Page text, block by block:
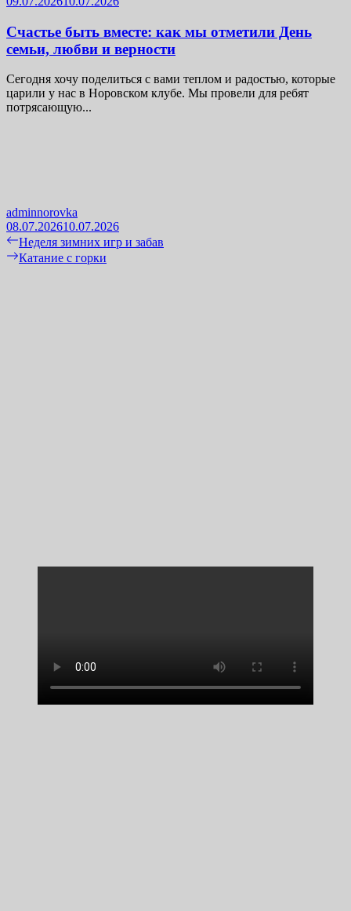
Счастье быть вместе: как мы отметили День
семьи, любви и верности
Сегодня хочу поделиться с вами теплом и радостью, которые
царили у нас в Норовском клубе. Мы провели для ребят
потрясающую...
adminnorovka
08.07.202610.07.2026
Навигация
по
Previous
post:
Неделя зимних игр и забав
Next
Катание с горки